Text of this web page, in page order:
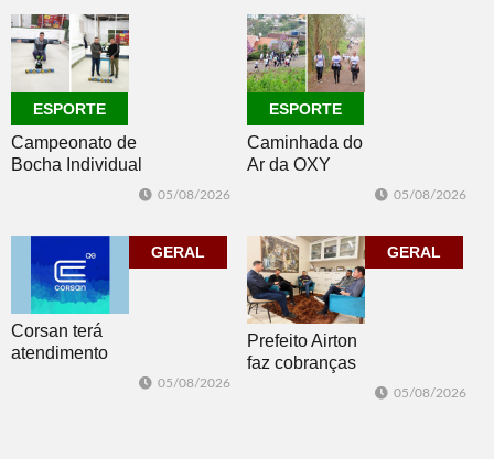
dia 10
ESPORTE
Campeonato de
Bocha Individual
05/08/2026
ESPORTE
Caminhada do
Ar da OXY
Morro Reuter
05/08/2026
GERAL
Corsan terá
atendimento
05/08/2026
GERAL
Prefeito Airton
faz cobranças
sobre problemas
05/08/2026